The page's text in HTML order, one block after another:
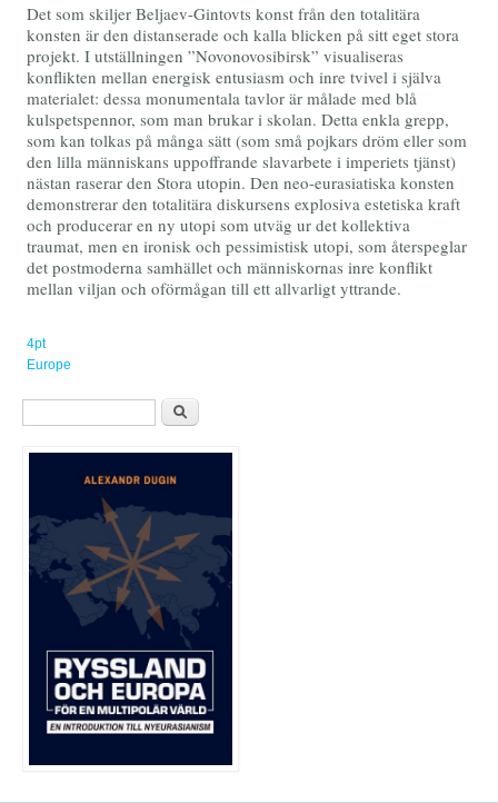
Det som skiljer Beljaev-Gintovts konst från den totalitära
konsten är den distanserade och kalla blicken på sitt eget stora
projekt. I utställningen ”Novonovosibirsk” visualiseras
konflikten mellan energisk entusiasm och inre tvivel i själva
materialet: dessa monumentala tavlor är målade med blå
kulspetspennor, som man brukar i skolan. Detta enkla grepp,
som kan tolkas på många sätt (som små pojkars dröm eller som
den lilla människans uppoffrande slavarbete i imperiets tjänst)
nästan raserar den Stora utopin. Den neo-eurasiatiska konsten
demonstrerar den totalitära diskursens explosiva estetiska kraft
och producerar en ny utopi som utväg ur det kollektiva
traumat, men en ironisk och pessimistisk utopi, som återspeglar
det postmoderna samhället och människornas inre konflikt
mellan viljan och oförmågan till ett allvarligt yttrande.
4pt
Europe